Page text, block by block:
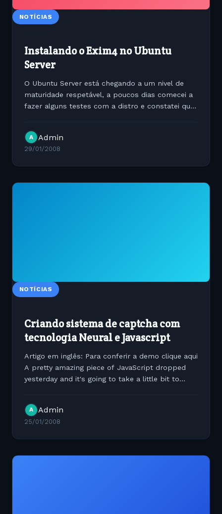
NOTÍCIAS
Instalando o Exim4 no Ubuntu
Server
O Ubuntu Server está chegando a um nivel de
maturidade respetável, a poucos dias comecei a
fazer alguns testes com a distro e constatei que
conceitos do segurança...
A Admin
29/01/2008
NOTÍCIAS
Criando sistema de captcha com
tecnologia Neural e Javascript
Artigo em inglês: Para conferir a demo clique aqui
A pretty amazing piece of JavaScript dropped
yesterday and it's going to take a little bit to
A Admin
25/01/2008